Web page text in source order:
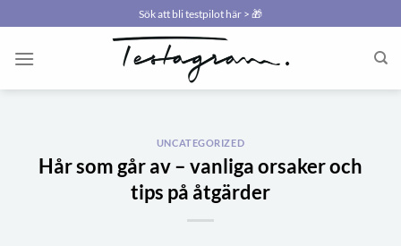
to
content
Sök att bli testpilot här > 🎁
UNCATEGORIZED
Hår som går av – vanliga orsaker och
tips på åtgärder